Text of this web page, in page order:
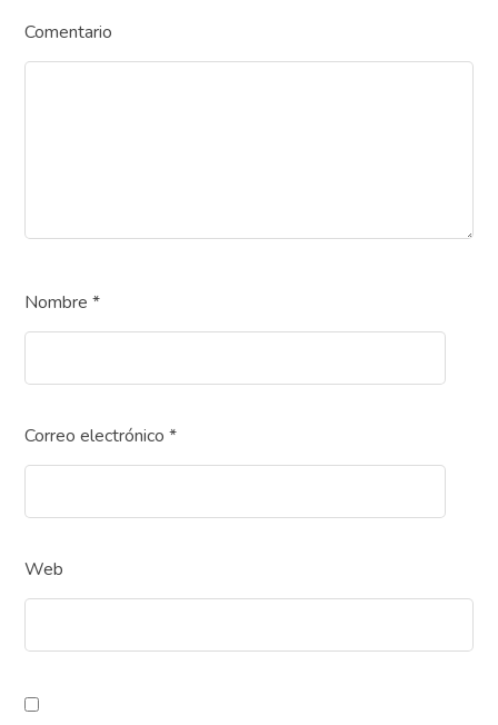
Comentario
Nombre*
Correo electrónico*
Web